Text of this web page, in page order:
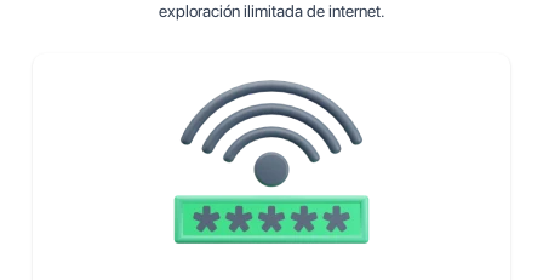
exploración ilimitada de internet.